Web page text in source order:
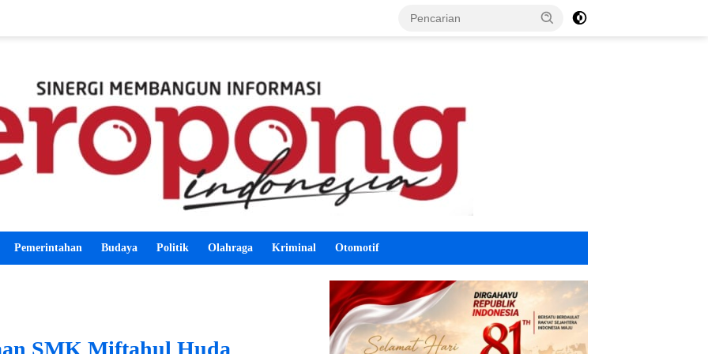
Pemerintahan Budaya Politik Olahraga Kriminal Otomotif
SMK Miftahul Huda